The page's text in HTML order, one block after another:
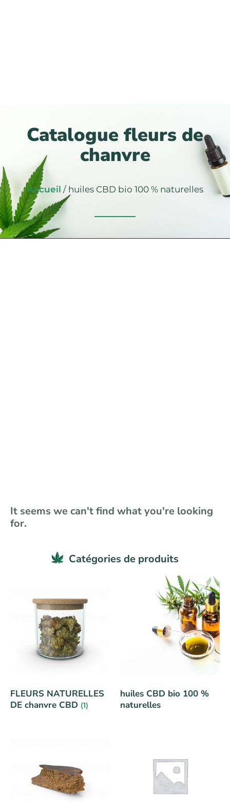
Catalogue fleurs de
chanvre
Accueil / huiles CBD bio 100 % naturelles
It seems we can't find what you're looking
for.
Catégories de produits​
FLEURS NATURELLES
DE chanvre CBD (1)
huiles CBD bio 100 %
naturelles